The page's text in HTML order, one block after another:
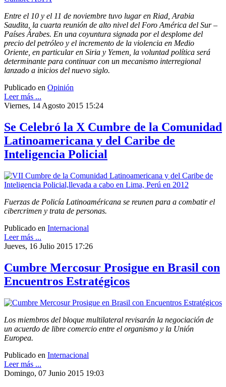
Entre el 10 y el 11 de noviembre tuvo lugar en Riad, Arabia
Saudita, la cuarta reunión de alto nivel del Foro América del Sur –
Países Árabes. En una coyuntura signada por el desplome del
precio del petróleo y el incremento de la violencia en Medio
Oriente, en particular en Siria y Yemen, la voluntad política será
determinante para continuar con un mecanismo interregional
lanzado a inicios del nuevo siglo.
Publicado en Opinión
Leer más ...
Viernes, 14 Agosto 2015 15:24
Se Celebró la X Cumbre de la Comunidad
Latinoamericana y del Caribe de
Inteligencia Policial
Fuerzas de Policía Latinoaméricana se reunen para a combatir el
cibercrimen y trata de personas.
Publicado en Internacional
Leer más ...
Jueves, 16 Julio 2015 17:26
Cumbre Mercosur Prosigue en Brasil con
Encuentros Estratégicos
Los miembros del bloque multilateral revisarán la negociación de
un acuerdo de libre comercio entre el organismo y la Unión
Europea.
Publicado en Internacional
Leer más ...
Domingo, 07 Junio 2015 19:03